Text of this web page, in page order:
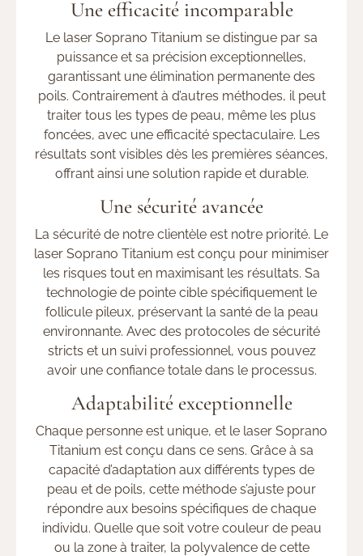
Une efficacité incomparable
Le laser Soprano Titanium se distingue par sa
puissance et sa précision exceptionnelles,
garantissant une élimination permanente des
poils. Contrairement à d’autres méthodes, il peut
traiter tous les types de peau, même les plus
foncées, avec une efficacité spectaculaire. Les
résultats sont visibles dès les premières séances,
offrant ainsi une solution rapide et durable.
Une sécurité avancée
La sécurité de notre clientèle est notre priorité. Le
laser Soprano Titanium est conçu pour minimiser
les risques tout en maximisant les résultats. Sa
technologie de pointe cible spécifiquement le
follicule pileux, préservant la santé de la peau
environnante. Avec des protocoles de sécurité
stricts et un suivi professionnel, vous pouvez
avoir une confiance totale dans le processus.
Adaptabilité exceptionnelle
Chaque personne est unique, et le laser Soprano
Titanium est conçu dans ce sens. Grâce à sa
capacité d’adaptation aux différents types de
peau et de poils, cette méthode s’ajuste pour
répondre aux besoins spécifiques de chaque
individu. Quelle que soit votre couleur de peau
ou la zone à traiter, la polyvalence de cette